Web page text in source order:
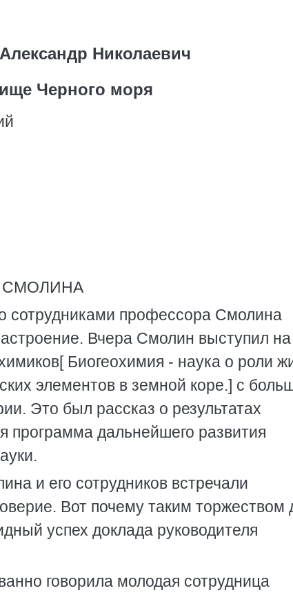
Николаевич
Черного моря
СМОЛИНА
сотрудниками профессора Смолина
Вчера Смолин выступил на
Биогеохимия - наука о роли
элементов в земной коре.] с
Это был рассказ о результатах
программа дальнейшего развития
и его сотрудников встречали
Вот почему таким торжеством
успех доклада руководителя
говорила молодая сотрудница